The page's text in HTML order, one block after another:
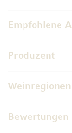
Empfohlene
Produzent
Weinregionen
Bewertungen